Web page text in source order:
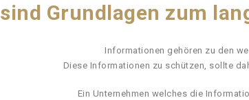
sind Grundlagen zum
Informationen gehören zu den
Diese Informationen zu schützen, sollte
Ein Unternehmen welches die